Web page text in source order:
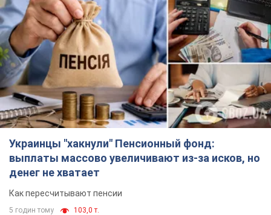
Украинцы "хакнули" Пенсионный фонд:
выплаты массово увеличивают из-за исков, но
денег не хватает
Как пересчитывают пенсии
5 годин тому 103,0 т.